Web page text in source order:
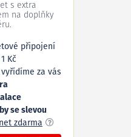
s extra
na doplňky
připojení
Kč
za vás
se slevou
zdarma